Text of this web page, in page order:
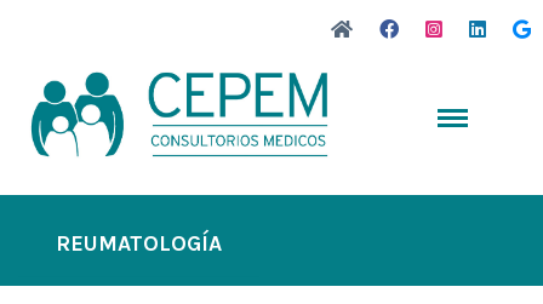
REUMATOLOGÍA